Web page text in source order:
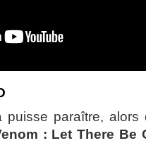
puisse paraître, alors
: Let There Be